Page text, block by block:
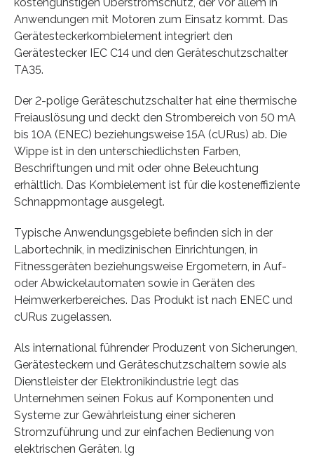
Anwendungen mit Motoren zum Einsatz kommt. Das
Gerätesteckerkombielement integriert den
Gerätestecker IEC C14 und den Geräteschutzschalter
TA35.
Der 2-polige Geräteschutzschalter hat eine thermische
Freiauslösung und deckt den Strombereich von 50 mA
bis 10A (ENEC) beziehungsweise 15A (cURus) ab. Die
Wippe ist in den unterschiedlichsten Farben,
Beschriftungen und mit oder ohne Beleuchtung
erhältlich. Das Kombielement ist für die kosteneffiziente
Schnappmontage ausgelegt.
Typische Anwendungsgebiete befinden sich in der
Labortechnik, in medizinischen Einrichtungen, in
Fitnessgeräten beziehungsweise Ergometern, in Auf-
oder Abwickelautomaten sowie in Geräten des
Heimwerkerbereiches. Das Produkt ist nach ENEC und
cURus zugelassen.
Als international führender Produzent von Sicherungen,
Gerätesteckern und Geräteschutzschaltern sowie als
Dienstleister der Elektronikindustrie legt das
Unternehmen seinen Fokus auf Komponenten und
Systeme zur Gewährleistung einer sicheren
Stromzuführung und zur einfachen Bedienung von
elektrischen Geräten. lg